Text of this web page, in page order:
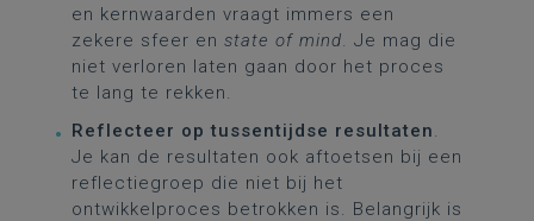
en kernwaarden vraagt immers een
zekere sfeer en state of mind. Je mag die
niet verloren laten gaan door het proces
te lang te rekken.
Reflecteer op tussentijdse resultaten.
Je kan de resultaten ook aftoetsen bij een
reflectiegroep die niet bij het
ontwikkelproces betrokken is. Belangrijk is